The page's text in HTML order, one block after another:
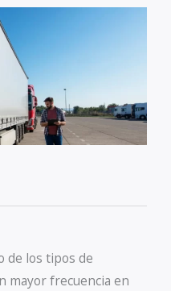
de los tipos de
mayor frecuencia en